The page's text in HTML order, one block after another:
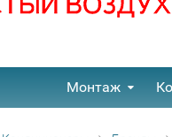
Монтаж